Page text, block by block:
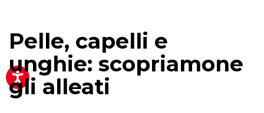
Pelle, capelli e
unghie: scopriamone
gli alleati